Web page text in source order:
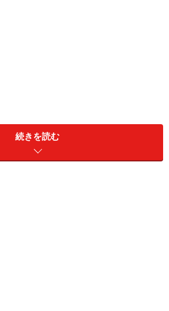
続きを読む